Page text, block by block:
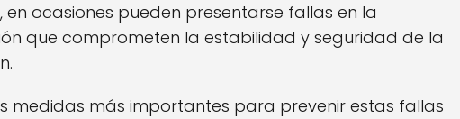
ocasiones pueden presentarse fallas en la
que comprometen la estabilidad y seguridad de la
medidas más importantes para prevenir estas fallas